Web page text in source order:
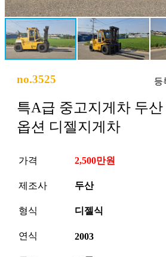
no.3525 등
특A급 중고지게차 두산
옵션 디젤지게차
가격 2,500만원
제조사 두산
형식 디젤식
연식 2003